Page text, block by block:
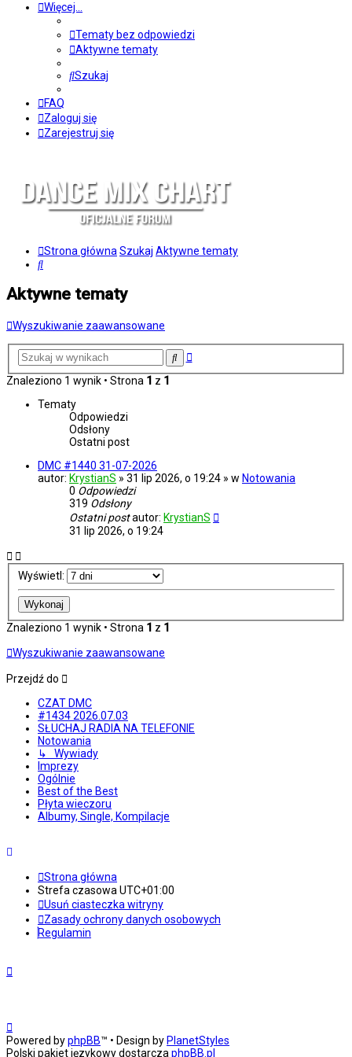
Więcej…
Tematy bez odpowiedzi
Aktywne tematy
Szukaj
FAQ
Zaloguj się
Zarejestruj się
Strona główna Szukaj Aktywne tematy
Szukaj
Aktywne tematy
Wyszukiwanie zaawansowane
SzukajWyszukiwanie
Znaleziono 1 wynik • Strona 1 z 1
Tematy
Odpowiedzi
Odsłony
Ostatni post
DMC #1440 31-07-2026
autor: KrystianS » 31 lip 2026, o 19:24 » w Notowania
0 Odpowiedzi
319 Odsłony
Ostatni postautor: KrystianS
31 lip 2026, o 19:24
Wyświetl:
Znaleziono 1 wynik • Strona 1 z 1
Wyszukiwanie zaawansowane
Przejdź do
CZAT DMC
#1434 2026.07.03
SŁUCHAJ RADIA NA TELEFONIE
Notowania
↳ Wywiady
Imprezy
Ogólnie
Best of the Best
Płyta wieczoru
Albumy, Single, Kompilacje
Strona główna
Strefa czasowa UTC+01:00
Usuń ciasteczka witryny
Zasady ochrony danych osobowych
Regulamin
Powered byphpBB™ • Design by PlanetStyles
Polski pakiet językowy dostarcza phpBB.pl